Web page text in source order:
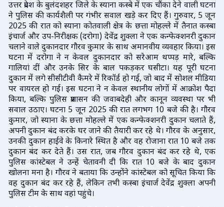
उत्तर प्रदेश के बुलंदशहर जिले के स्याना कस्बे में एक चौंका देने वाली घटना
ने पुलिस की कार्यशैली पर गंभीर सवाल खड़े कर दिए हैं। गुरुवार, 5 जून
2025 की रात को स्याना कोतवाली क्षेत्र के छत्ता मोहल्ले में तैनात कस्बा
इंचार्ज और उप-निरीक्षक (दरोगा) देवेंद्र शुक्ला ने एक कन्फेक्शनरी दुकान
चलाने वाले दुकानदार गौरव कुमार के साथ अमानवीय व्यवहार किया। इस
घटना में दरोगा ने न केवल दुकानदार को सरेआम थप्पड़ मारे, बल्कि
गालियां दीं और उनके सिर के बाल पकड़कर घसीटा। यह पूरी घटना
दुकान में लगे सीसीटीवी कैमरे में रिकॉर्ड हो गई, जो बाद में सोशल मीडिया
पर वायरल हो गई। इस घटना ने न केवल स्थानीय लोगों में आक्रोश पैदा
किया, बल्कि पुलिस प्रशासन की जवाबदेही और कानून व्यवस्था पर भी
सवाल उठाए। घटना 5 जून 2025 की रात लगभग 10 बजे की है। गौरव
कुमार, जो स्याना के छत्ता मोहल्ले में एक कन्फेक्शनरी दुकान चलाते हैं,
अपनी दुकान बंद करके घर जाने की तैयारी कर रहे थे। गौरव के अनुसार,
उनकी दुकान हाईवे के किनारे स्थित है और वह रोजाना रात 10 बजे तक
दुकान बंद कर देते हैं। उस रात, जब गौरव दुकान बंद कर रहे थे, एक
पुलिस कांस्टेबल ने उन्हें चेतावनी दी कि रात 10 बजे के बाद दुकान
खोलना मना है। गौरव ने बताया कि उन्होंने कांस्टेबल को सूचित किया कि
वह दुकान बंद कर रहे हैं, लेकिन तभी कस्बा इंचार्ज देवेंद्र शुक्ला अपनी
पुलिस टीम के साथ वहां पहुंचे।